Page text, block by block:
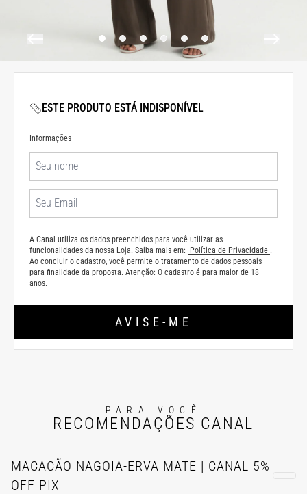
ESTE PRODUTO ESTÁ INDISPONÍVEL
Informações
A Canal utiliza os dados preenchidos para você utilizar as
funcionalidades da nossa Loja. Saiba mais em:
Política de Privacidade .
Ao concluir o cadastro, você permite o tratamento de dados pessoais
para finalidade da proposta. Atenção: O cadastro é para maior de 18
anos.
AVISE-ME
PARA VOCÊ
RECOMENDAÇÕES CANAL
MACACÃO NAGOIA-ERVA MATE | CANAL 5%
OFF PIX